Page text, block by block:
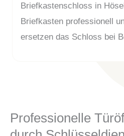
Briefkastenschloss in
Briefkasten professionell
ersetzen das Schloss bei
Professionelle